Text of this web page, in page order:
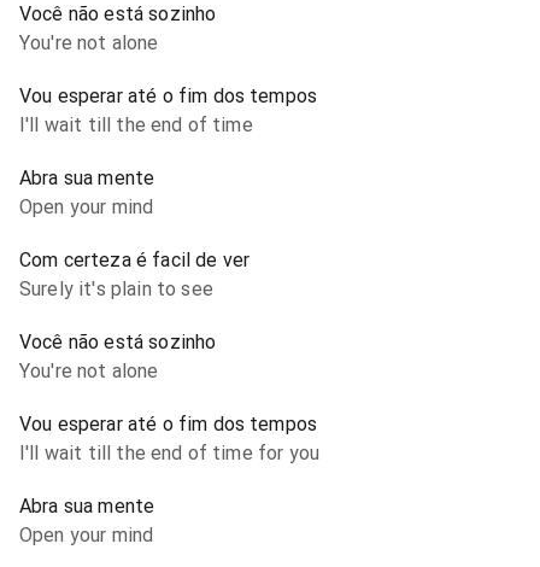
Você não está sozinho
You're not alone
Vou esperar até o fim dos tempos
I'll wait till the end of time
Abra sua mente
Open your mind
Com certeza é facil de ver
Surely it's plain to see
Você não está sozinho
You're not alone
Vou esperar até o fim dos tempos
I'll wait till the end of time for you
Abra sua mente
Open your mind